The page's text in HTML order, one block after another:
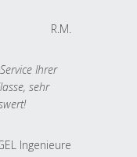
R.M.
Ihrer
sehr
Ingenieure